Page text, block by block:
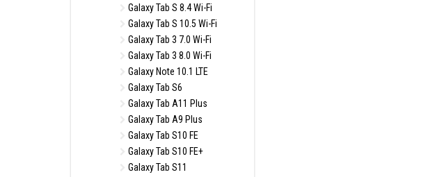
Galaxy Tab S 8.4 Wi-Fi
Galaxy Tab S 10.5 Wi-Fi
Galaxy Tab 3 7.0 Wi-Fi
Galaxy Tab 3 8.0 Wi-Fi
Galaxy Note 10.1 LTE
Galaxy Tab S6
Galaxy Tab A11 Plus
Galaxy Tab A9 Plus
Galaxy Tab S10 FE
Galaxy Tab S10 FE+
Galaxy Tab S11